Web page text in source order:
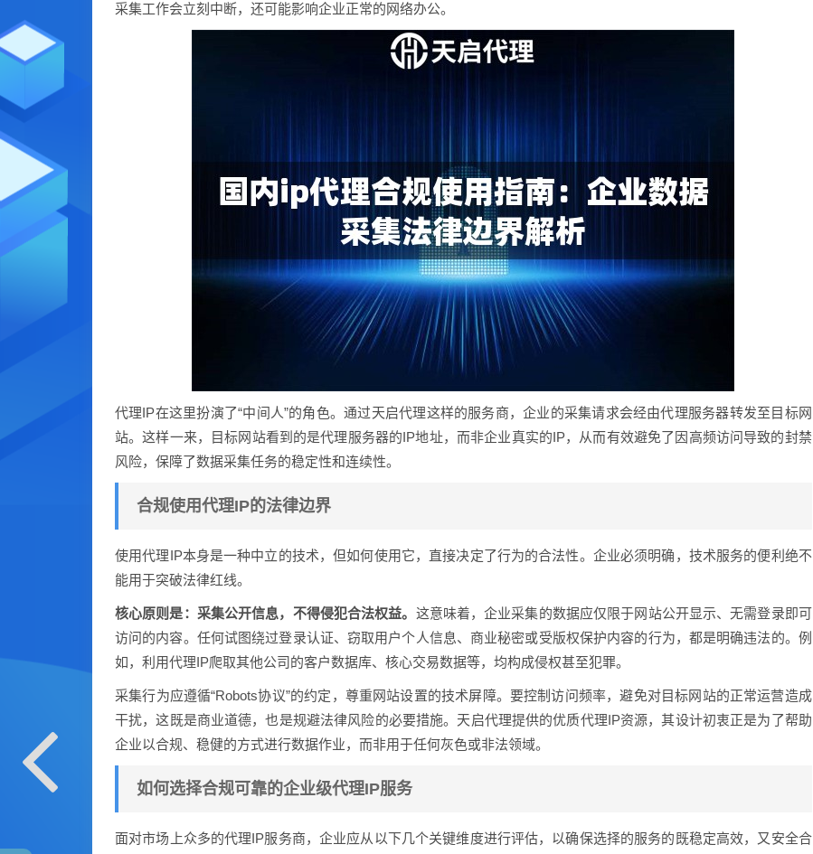
采集工作会立刻中断，还可能影响企业正常的网络办公。
代理IP在这里扮演了“中间人”的角色。通过天启代理这样的服务商，企业的采集请求会经由代理服务器转发至目标网
站。这样一来，目标网站看到的是代理服务器的IP地址，而非企业真实的IP，从而有效避免了因高频访问导致的封禁
风险，保障了数据采集任务的稳定性和连续性。
合规使用代理IP的法律边界
使用代理IP本身是一种中立的技术，但如何使用它，直接决定了行为的合法性。企业必须明确，技术服务的便利绝不
能用于突破法律红线。
核心原则是：采集公开信息，不得侵犯合法权益。 这意味着，企业采集的数据应仅限于网站公开显示、无需登录即可
访问的内容。任何试图绕过登录认证、窃取用户个人信息、商业秘密或受版权保护内容的行为，都是明确违法的。例
如，利用代理IP爬取其他公司的客户数据库、核心交易数据等，均构成侵权甚至犯罪。
采集行为应遵循“Robots协议”的约定，尊重网站设置的技术屏障。要控制访问频率，避免对目标网站的正常运营造成
干扰，这既是商业道德，也是规避法律风险的必要措施。天启代理提供的优质代理IP资源，其设计初衷正是为了帮助
企业以合规、稳健的方式进行数据作业，而非用于任何灰色或非法领域。
如何选择合规可靠的企业级代理IP服务
面对市场上众多的代理IP服务商，企业应从以下几个关键维度进行评估，以确保选择的服务的既稳定高效，又安全合